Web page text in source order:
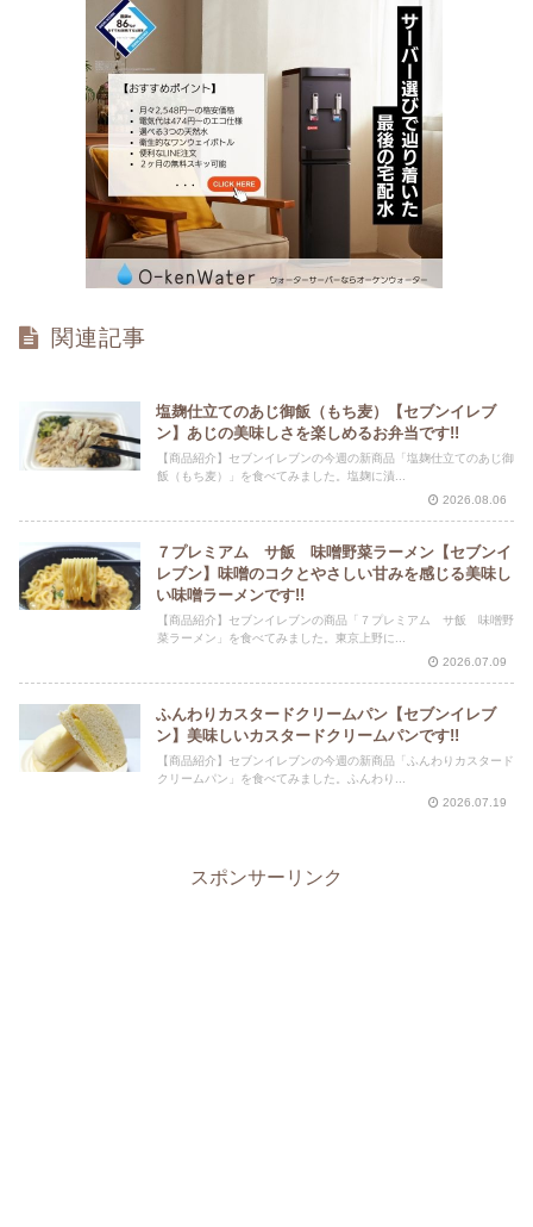
関連記事
塩麹仕立てのあじ御飯（もち麦）【セブンイレブ
ン】あじの美味しさを楽しめるお弁当です!!
【商品紹介】セブンイレブンの今週の新商品「塩麹仕立てのあじ御
飯（もち麦）」を食べてみました。塩麹に漬...
2026.08.06
７プレミアム サ飯 味噌野菜ラーメン【セブンイ
レブン】味噌のコクとやさしい甘みを感じる美味し
い味噌ラーメンです!!
【商品紹介】セブンイレブンの商品「７プレミアム サ飯 味噌野
菜ラーメン」を食べてみました。東京上野に...
2026.07.09
ふんわりカスタードクリームパン【セブンイレブ
ン】美味しいカスタードクリームパンです!!
【商品紹介】セブンイレブンの今週の新商品「ふんわりカスタード
クリームパン」を食べてみました。ふんわり...
2026.07.19
スポンサーリンク